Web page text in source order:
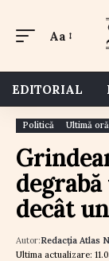
Aa
EDITORIAL
Politică Ultimă oră
decât
Ultima actualizare:
Autor:Redacția Atlas